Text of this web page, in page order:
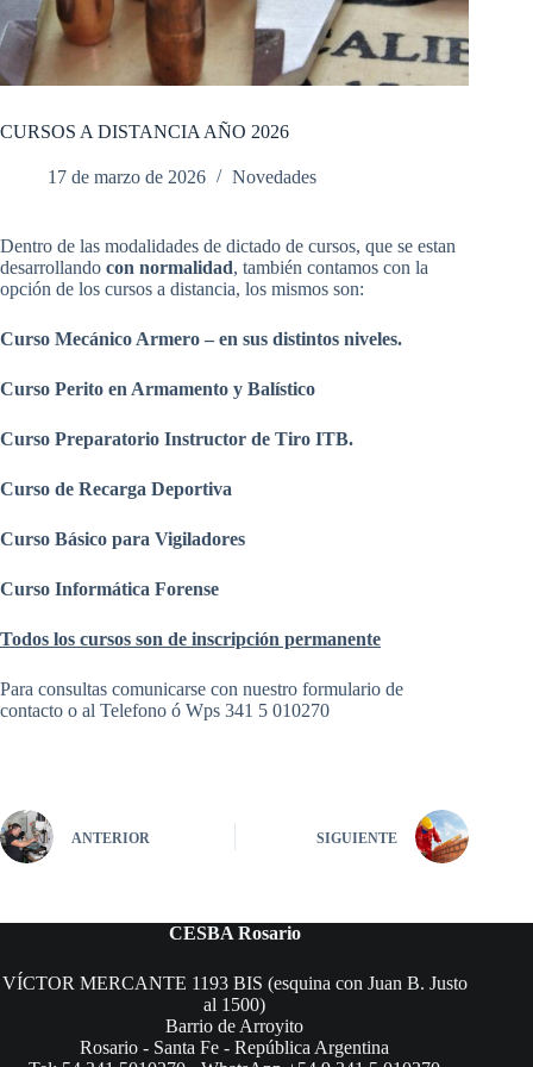
CURSOS A DISTANCIA AÑO 2026
17 de marzo de 2026 Novedades
Dentro de las modalidades de dictado de cursos, que se estan
desarrollando con normalidad, también contamos con la
opción de los cursos a distancia, los mismos son:
Curso Mecánico Armero – en sus distintos niveles.
Curso Perito en Armamento y Balístico
Curso Preparatorio Instructor de Tiro ITB.
Curso de Recarga Deportiva
Curso Básico para Vigiladores
Curso Informática Forense
Todos los cursos son de inscripción permanente
Para consultas comunicarse con nuestro formulario de
contacto o al Telefono ó Wps 341 5 010270
ANTERIOR SIGUIENTE
CESBA Rosario
VÍCTOR MERCANTE 1193 BIS (esquina con Juan B. Justo
al 1500)
Barrio de Arroyito
Rosario - Santa Fe - República Argentina